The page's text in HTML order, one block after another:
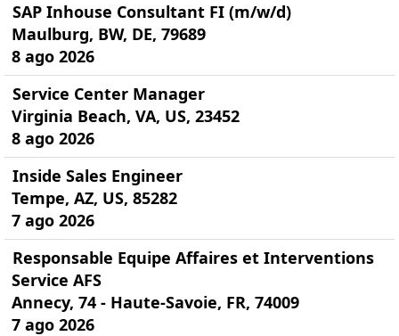
SAP Inhouse Consultant FI (m/w/d)
Maulburg, BW, DE, 79689
8 ago 2026
Service Center Manager
Virginia Beach, VA, US, 23452
8 ago 2026
Inside Sales Engineer
Tempe, AZ, US, 85282
7 ago 2026
Responsable Equipe Affaires et Interventions
Service AFS
Annecy, 74 - Haute-Savoie, FR, 74009
7 ago 2026